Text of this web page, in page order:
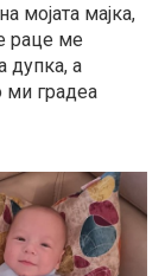
мојата мајка,
раце ме
дупка, а
ми градеа